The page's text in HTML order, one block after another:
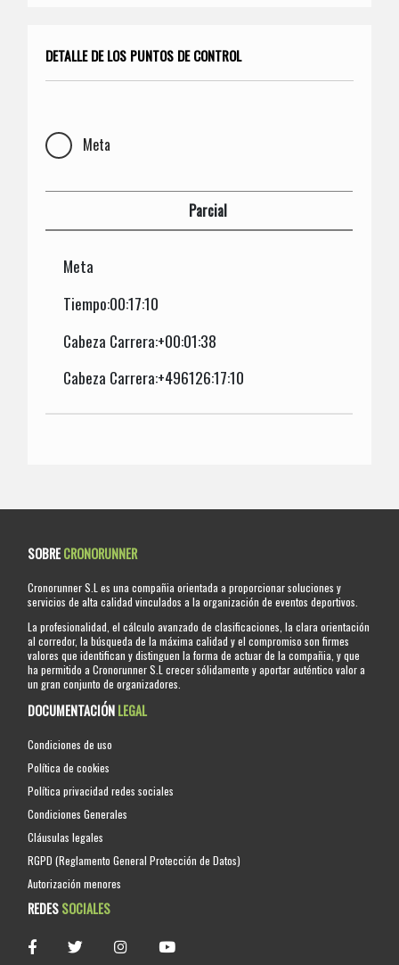
DETALLE DE LOS PUNTOS DE CONTROL
Meta
Parcial
Meta
Tiempo:00:17:10
Cabeza Carrera:+00:01:38
Cabeza Carrera:+496126:17:10
SOBRECRONORUNNER
Cronorunner S.L es una compañia orientada a proporcionar soluciones y
servicios de alta calidad vinculados a la organización de eventos deportivos.
La profesionalidad, el cálculo avanzado de clasificaciones, la clara orientación
al corredor, la búsqueda de la máxima calidad y el compromiso son firmes
valores que identifican y distinguen la forma de actuar de la compañia, y que
ha permitido a Cronorunner S.L crecer sólidamente y aportar auténtico valor a
un gran conjunto de organizadores.
DOCUMENTACIÓNLEGAL
Condiciones de uso
Política de cookies
Política privacidad redes sociales
Condiciones Generales
Cláusulas legales
RGPD (Reglamento General Protección de Datos)
Autorización menores
REDESSOCIALES